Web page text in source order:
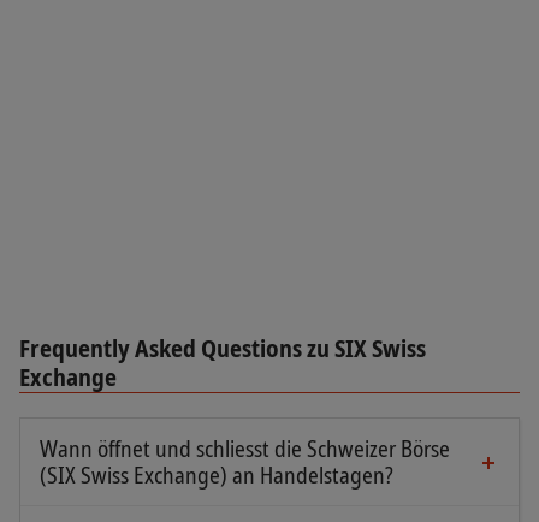
Frequently Asked Questions zu SIX Swiss
Exchange
Wann öffnet und schliesst die Schweizer Börse
(SIX Swiss Exchange) an Handelstagen?
An Handelstagen ist die Schweizer Börse von